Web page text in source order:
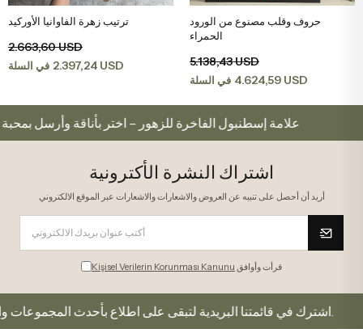
اضف الى سلة التسوق
ترتيب زهرة الفاوانيا الأوركيد
2.663,60 USD
في السلة 2.397,24 USD
اضف الى سلة التسوق
حروف وقلب مصنوع من الورود
الحمراء
5.138,43 USD
في السلة 4.624,59 USD
علامة إسطنبول الفاخرة للزهور – اختر بأناقة وأرسل
اشتراك النشرة الأكترونية
أريد أن أحصل على تنبيه عن العروض والاشعارات والاشعارات عبر الموقع الالكتروني
Kişisel Verilerin Korunması Kanunu قرأت وأوافق
اشترك في قائمتنا البريدية لتبقى على اطلاع بأحدث المجموعات والعروض.